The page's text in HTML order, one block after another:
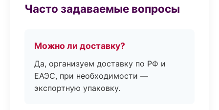
Часто задаваемые вопросы
Можно ли доставку?
Да, организуем доставку по РФ и
ЕАЭС, при необходимости —
экспортную упаковку.